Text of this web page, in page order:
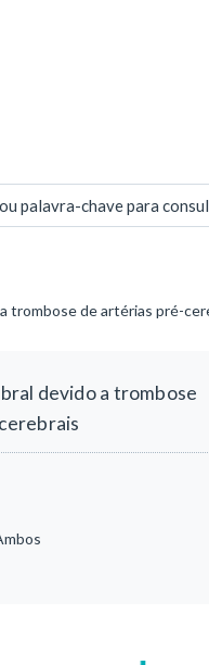
palavra-chave para
trombose de artérias pré-
devido a trombose